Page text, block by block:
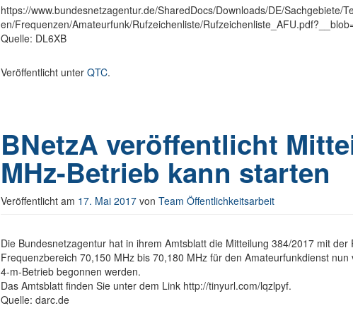
https://www.bundesnetzagentur.de/SharedDocs/Downloads/DE/Sachgebiete/
en/Frequenzen/Amateurfunk/Rufzeichenliste/
Quelle: DL6XB
Veröffentlicht unter QTC.
BNetzA veröffentlicht
MHz-Betrieb kann starten
Veröffentlicht am 17. Mai 2017 von Team Öffentlichkeitsarbeit
Die Bundesnetzagentur hat in ihrem Amtsblatt die Mitteilung 384/2017 mit
Frequenzbereich 70,150 MHz bis 70,180 MHz für den Amateurfunkdienst
4-m-Betrieb begonnen werden.
Das Amtsblatt finden Sie unter dem Link http://tinyurl.com/lqzlpyf.
Quelle: darc.de